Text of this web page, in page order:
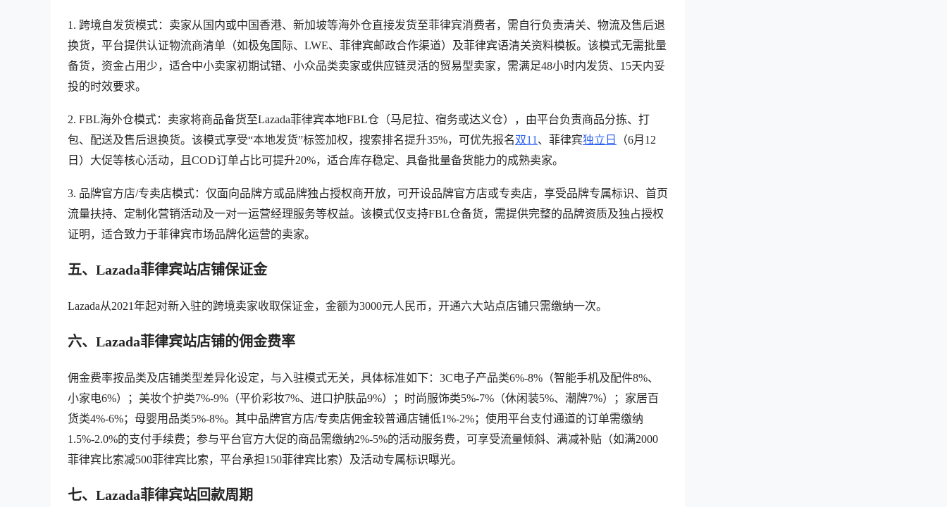
1. 跨境自发货模式：卖家从国内或中国香港、新加坡等海外仓直接发货至菲律宾消费者，需自行负责清关、物流及售后退
换货，平台提供认证物流商清单（如极兔国际、LWE、菲律宾邮政合作渠道）及菲律宾语清关资料模板。该模式无需批量
备货，资金占用少，适合中小卖家初期试错、小众品类卖家或供应链灵活的贸易型卖家，需满足48小时内发货、15天内妥
投的时效要求。
2. FBL海外仓模式：卖家将商品备货至Lazada菲律宾本地FBL仓（马尼拉、宿务或达义仓），由平台负责商品分拣、打
包、配送及售后退换货。该模式享受“本地发货”标签加权，搜索排名提升35%，可优先报名双11 、菲律宾独立日
（6月12
日）大促等核心活动，且COD订单占比可提升20%，适合库存稳定、具备批量备货能力的成熟卖家。
3. 品牌官方店/专卖店模式：仅面向品牌方或品牌独占授权商开放，可开设品牌官方店或专卖店，享受品牌专属标识、首页
流量扶持、定制化营销活动及一对一运营经理服务等权益。该模式仅支持FBL仓备货，需提供完整的品牌资质及独占授权
证明，适合致力于菲律宾市场品牌化运营的卖家。
五、Lazada菲律宾站店铺保证金
Lazada从2021年起对新入驻的跨境卖家收取保证金，金额为3000元人民币，开通六大站点店铺只需缴纳一次。
六、Lazada菲律宾站店铺的佣金费率
佣金费率按品类及店铺类型差异化设定，与入驻模式无关，具体标准如下：3C电子产品类6%-8%（智能手机及配件8%、
小家电6%）；美妆个护类7%-9%（平价彩妆7%、进口护肤品9%）；时尚服饰类5%-7%（休闲装5%、潮牌7%）；家居百
货类4%-6%；母婴用品类5%-8%。其中品牌官方店/专卖店佣金较普通店铺低1%-2%；使用平台支付通道的订单需缴纳
1.5%-2.0%的支付手续费；参与平台官方大促的商品需缴纳2%-5%的活动服务费，可享受流量倾斜、满减补贴（如满2000
菲律宾比索减500菲律宾比索，平台承担150菲律宾比索）及活动专属标识曝光。
七、Lazada菲律宾站回款周期